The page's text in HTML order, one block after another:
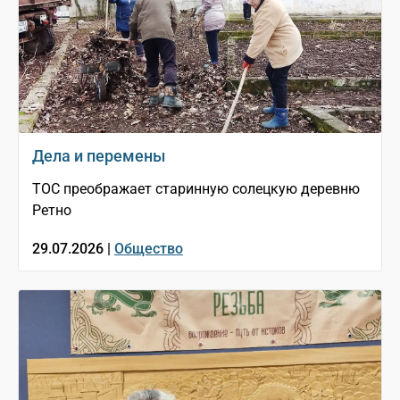
Дела и перемены
ТОС преображает старинную солецкую деревню
Ретно
29.07.2026 | Общество